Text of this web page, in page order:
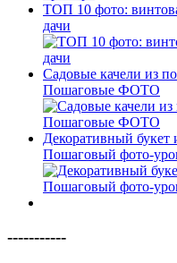
ТОП 10 фото:
дачи
Садовые качели из
Пошаговые ФОТО
Декоративный букет
Пошаговый фото-
-----------